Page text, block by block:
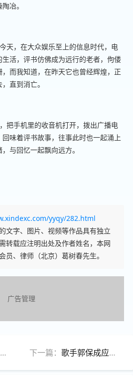
冶。
天，在大众娱乐至上的信息时代，电
活，评书仿佛成为远行的老者，佝偻
而我知道，在昨天它也曾经辉煌，正
直到消亡。
把手机里的收音机打开，拨出广播电
味着评书故事，往事此时也一起涌上
与回忆一起飘向远方。
yyqy/282.html
文字、图片、视频等作品具有独立
转载应注明出处及作者姓名，本网
员、律师（北京）葛树春先生。
广告管理
下一篇：歌手郭保成应邀参加中国民营文化产业商会影视行业专业委员会成立 大会